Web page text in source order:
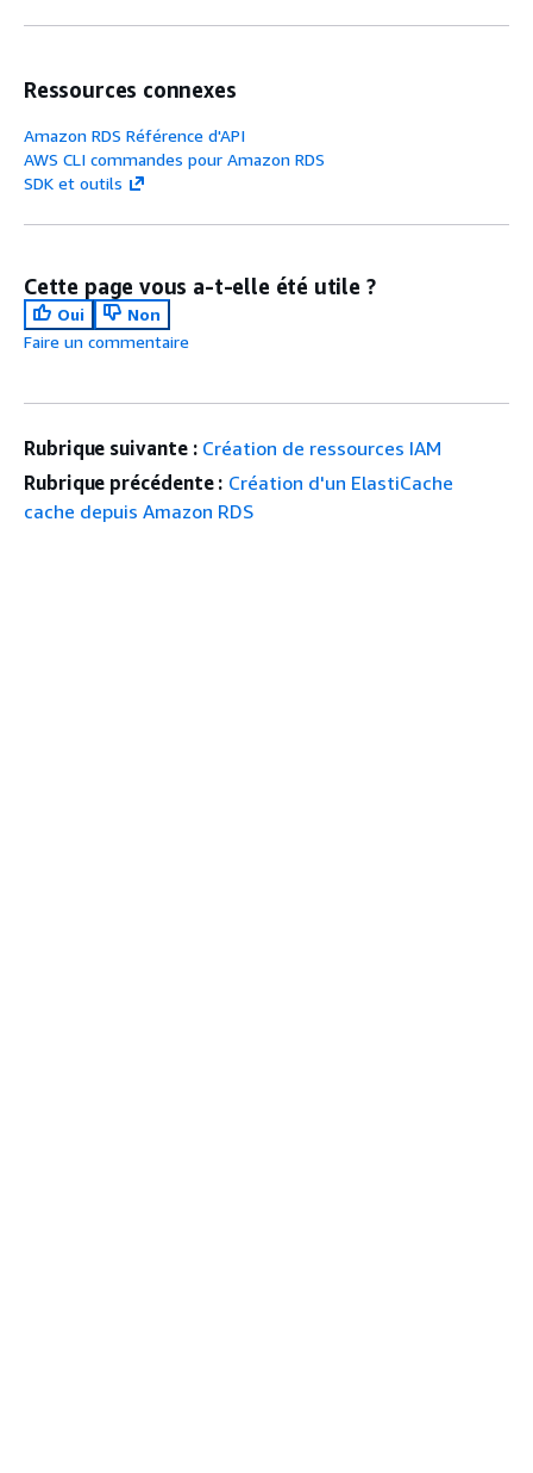
Ressources connexes
Amazon RDS Référence d'API
AWS CLI commandes pour Amazon RDS
SDK et outils
Cette page vous a-t-elle été utile ?
Oui
Non
Faire un commentaire
Rubrique suivante : Création de ressources IAM
Rubrique précédente : Création d'un ElastiCache
cache depuis Amazon RDS